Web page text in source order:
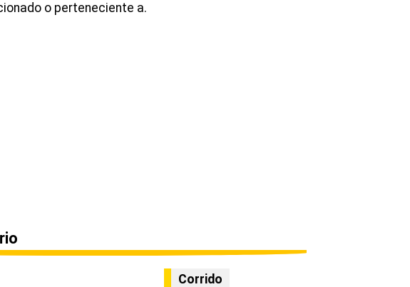
o perteneciente a.
Corrido